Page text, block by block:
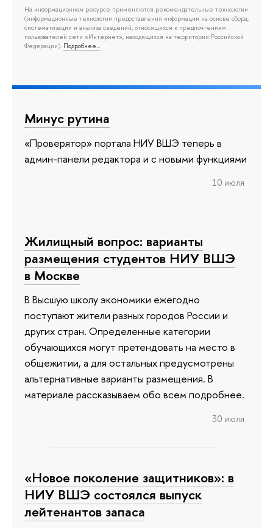
На информационном ресурсе применяются рекомендательные технологии
(информационные технологии предоставления информации на основе сбора,
систематизации и анализа сведений, относящихся к предпочтениям
пользователей сети «Интернет», находящихся на территории Российской
Федерации). Подробнее…
Минус рутина
«Проверятор» портала НИУ ВШЭ теперь в
админ-панели редактора и с новыми функциями
10 июля
Жилищный вопрос: варианты
размещения студентов НИУ ВШЭ
в Москве
В Высшую школу экономики ежегодно
поступают жители разных городов России и
других стран. Определенные категории
обучающихся могут претендовать на место в
общежитии, а для остальных предусмотрены
альтернативные варианты размещения. В
материале рассказываем обо всем подробнее.
30 июля
«Новое поколение защитников»: в
НИУ ВШЭ состоялся выпуск
лейтенантов запаса